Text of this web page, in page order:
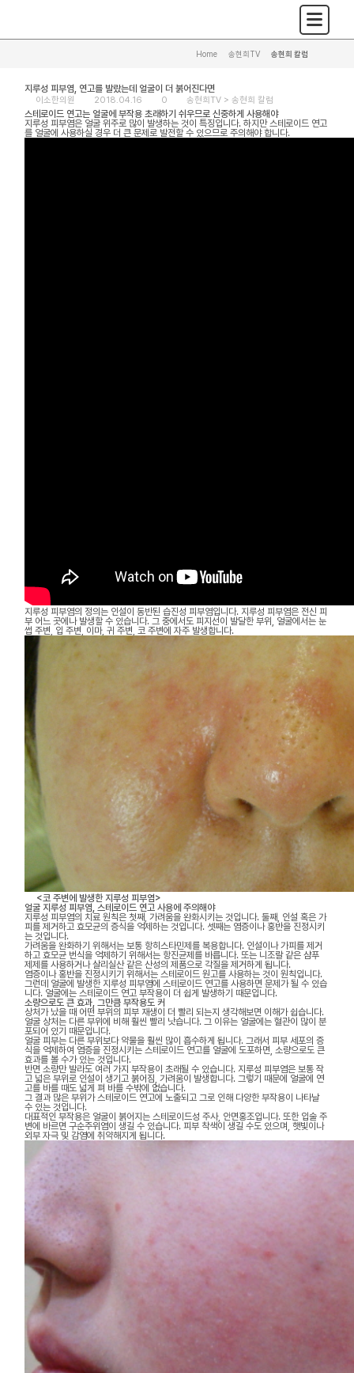
Home 송현희TV 송현희 칼럼
지루성 피부염, 연고를 발랐는데 얼굴이 더 붉어진다면
이소한의원 2018.04.16 0 송현희TV >송현희 칼럼
스테로이드 연고는 얼굴에 부작용 초래하기 쉬우므로 신중하게 사용해야
지루성 피부염은 얼굴 위주로 많이 발생하는 것이 특징입니다. 하지만 스테로이드 연고
를 얼굴에 사용하실 경우 더 큰 문제로 발전할 수 있으므로 주의해야 합니다.
지루성 피부염의 정의는 인설이 동반된 습진성 피부염입니다. 지루성 피부염은 전신 피
부 어느 곳에나 발생할 수 있습니다. 그 중에서도 피지선이 발달한 부위, 얼굴에서는 눈
썹 주변, 입 주변, 이마, 귀 주변, 코 주변에 자주 발생합니다.
<코 주변에 발생한 지루성 피부염>
얼굴 지루성 피부염, 스테로이드 연고 사용에 주의해야
지루성 피부염의 치료 원칙은 첫째, 가려움을 완화시키는 것입니다. 둘째, 인설 혹은 가
피를 제거하고 효모균의 증식을 억제하는 것입니다. 셋째는 염증이나 홍반을 진정시키
는 것입니다.
가려움을 완화하기 위해서는 보통 항히스타민제를 복용합니다. 인설이나 가피를 제거
하고 효모균 번식을 억제하기 위해서는 항진균제를 바릅니다. 또는 니조랄 같은 샴푸
제제를 사용하거나 살리실산 같은 산성의 제품으로 각질을 제거하게 됩니다.
염증이나 홍반을 진정시키기 위해서는 스테로이드 원고를 사용하는 것이 원칙입니다.
그런데 얼굴에 발생한 지루성 피부염에 스테로이드 연고를 사용하면 문제가 될 수 있습
니다. 얼굴에는 스테로이드 연고 부작용이 더 쉽게 발생하기 때문입니다.
소량으로도 큰 효과, 그만큼 부작용도 커
상처가 났을 때 어떤 부위의 피부 재생이 더 빨리 되는지 생각해보면 이해가 쉽습니다.
얼굴 상처는 다른 부위에 비해 훨씬 빨리 낫습니다. 그 이유는 얼굴에는 혈관이 많이 분
포되어 있기 때문입니다.
얼굴 피부는 다른 부위보다 약물을 훨씬 많이 흡수하게 됩니다. 그래서 피부 세포의 증
식을 억제하여 염증을 진정시키는 스테로이드 연고를 얼굴에 도포하면, 소량으로도 큰
효과를 볼 수가 있는 것입니다.
반면 소량만 발라도 여러 가지 부작용이 초래될 수 있습니다. 지루성 피부염은 보통 작
고 넓은 부위로 인설이 생기고 붉어짐, 가려움이 발생합니다. 그렇기 때문에 얼굴에 연
고를 바를 때도 넓게 펴 바를 수밖에 없습니다.
그 결과 많은 부위가 스테로이드 연고에 노출되고 그로 인해 다양한 부작용이 나타날
수 있는 것입니다.
대표적인 부작용은 얼굴이 붉어지는 스테로이드성 주사, 안면홍조입니다. 또한 입술 주
변에 바르면 구순주위염이 생길 수 있습니다. 피부 착색이 생길 수도 있으며, 햇빛이나
외부 자극 및 감염에 취약해지게 됩니다.